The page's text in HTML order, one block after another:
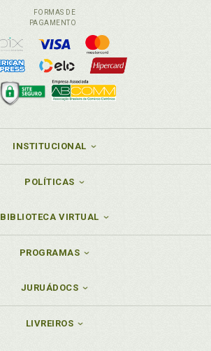
FORMAS DE
PAGAMENTO
INSTITUCIONAL
POLÍTICAS
BIBLIOTECA VIRTUAL
PROGRAMAS
JURUÁDOCS
LIVREIROS